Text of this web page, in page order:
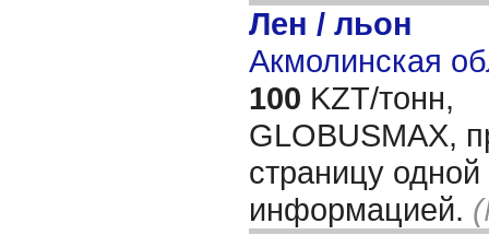
Лен / льон
Акмолинская
100 KZT/тонн,
GLOBUSMAX,
страницу
информацией.